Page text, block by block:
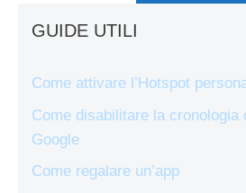
GUIDE UTILI
Come attivare l’Hotspot
Come disabilitare la cronologia
Google
Come regalare un’app